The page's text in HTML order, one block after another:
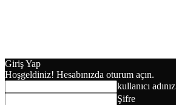
Giriş Yap
Hoşgeldiniz! Hesabınızda oturum açın.
kullanıcı adınız
Şifre